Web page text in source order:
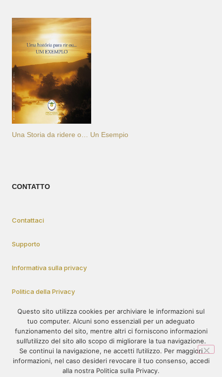
Una Storia da ridere o… Un Esempio
CONTATTO
Contattaci
Supporto
Informativa sulla privacy
Politica della Privacy
Come Partecipare
© 1995-2023 – PRÓ-VIDA – Tutti i diritti riservati. Il contenuto di
Questo sito utilizza cookies per archiviare le informazioni sul
tuo computer. Alcuni sono essenziali per un adeguato
funzionamento del sito, mentre altri ci forniscono informazioni
sull’utilizzo del sito allo scopo di migliorare la tua navigazione.
Se continui la navigazione, ne accetti l’utilizzo. Per maggiori
informazioni, nel caso desideri revocare il tuo consenso, accedi
alla nostra Politica sulla Privacy.